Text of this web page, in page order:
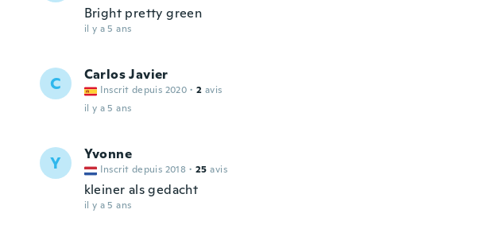
Bright pretty green
il y a 5 ans
C Carlos Javier
Inscrit depuis 2020 · 2 avis
il y a 5 ans
Y Yvonne
Inscrit depuis 2018 · 25 avis
kleiner als gedacht
il y a 5 ans